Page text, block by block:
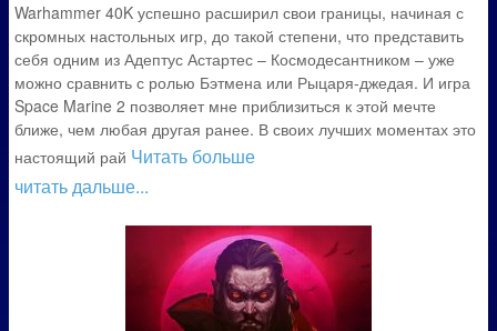
Warhammer 40K успешно расширил свои границы, начиная с
скромных настольных игр, до такой степени, что представить
себя одним из Адептус Астартес – Космодесантником – уже
можно сравнить с ролью Бэтмена или Рыцаря-джедая. И игра
Space Marine 2 позволяет мне приблизиться к этой мечте
ближе, чем любая другая ранее. В своих лучших моментах это
настоящий рай Читать больше
читать дальше...